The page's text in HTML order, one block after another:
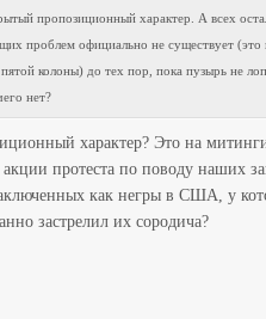
пропозиционный характер. А всех
проблем официально не существует (это
колоны) до тех пор, пока пузырь не
нет?
характер? Это на
акции протеста по поводу наших
как негры в США, у
застрелил их сородича?